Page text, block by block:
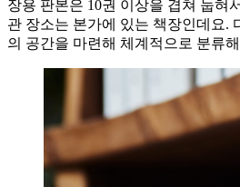
장용 판본은 10권 이상을 겹쳐 눕혀
관 장소는 본가에 있는 책장인데요.
의 공간을 마련해 체계적으로 분류